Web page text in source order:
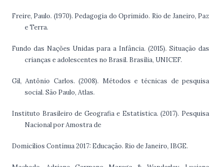
Freire, Paulo. (1970). Pedagogia do Oprimido. Rio de Janeiro, Paz
e Terra.
Fundo das Nações Unidas para a Infância. (2015). Situação das
crianças e adolescentes no Brasil. Brasília, UNICEF.
Gil, Antônio Carlos. (2008). Métodos e técnicas de pesquisa
social. São Paulo, Atlas.
Instituto Brasileiro de Geografia e Estatística. (2017). Pesquisa
Nacional por Amostra de
Domicílios Contínua 2017: Educação. Rio de Janeiro, IBGE.